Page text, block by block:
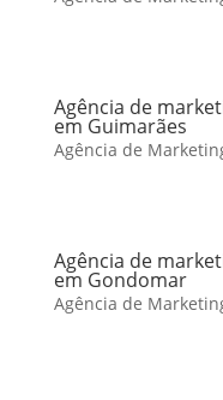
Agência de
em Guimarães
Agência de
Agência de
em Gondomar
Agência de